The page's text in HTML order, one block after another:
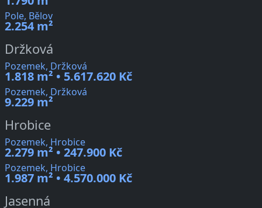
Pole, Bělov
2.254 m²
Držková
Pozemek, Držková
1.818 m² • 5.617.620 Kč
Pozemek, Držková
9.229 m²
Hrobice
Pozemek, Hrobice
2.279 m² • 247.900 Kč
Pozemek, Hrobice
1.987 m² • 4.570.000 Kč
Jasenná